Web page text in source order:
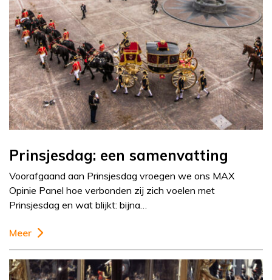
Prinsjesdag: een samenvatting
Voorafgaand aan Prinsjesdag vroegen we ons MAX
Opinie Panel hoe verbonden zij zich voelen met
Prinsjesdag en wat blijkt: bijna…
Meer